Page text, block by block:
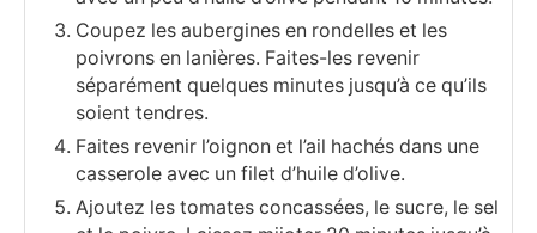
Coupez les aubergines en rondelles et les
poivrons en lanières. Faites-les revenir
séparément quelques minutes jusqu’à ce qu’ils
soient tendres.
Faites revenir l’oignon et l’ail hachés dans une
casserole avec un filet d’huile d’olive.
Ajoutez les tomates concassées, le sucre, le sel